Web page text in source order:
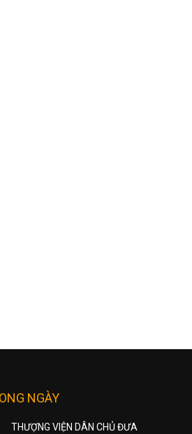
NGÀY
THƯỢNG VIỆN DÂN CHỦ ĐƯA